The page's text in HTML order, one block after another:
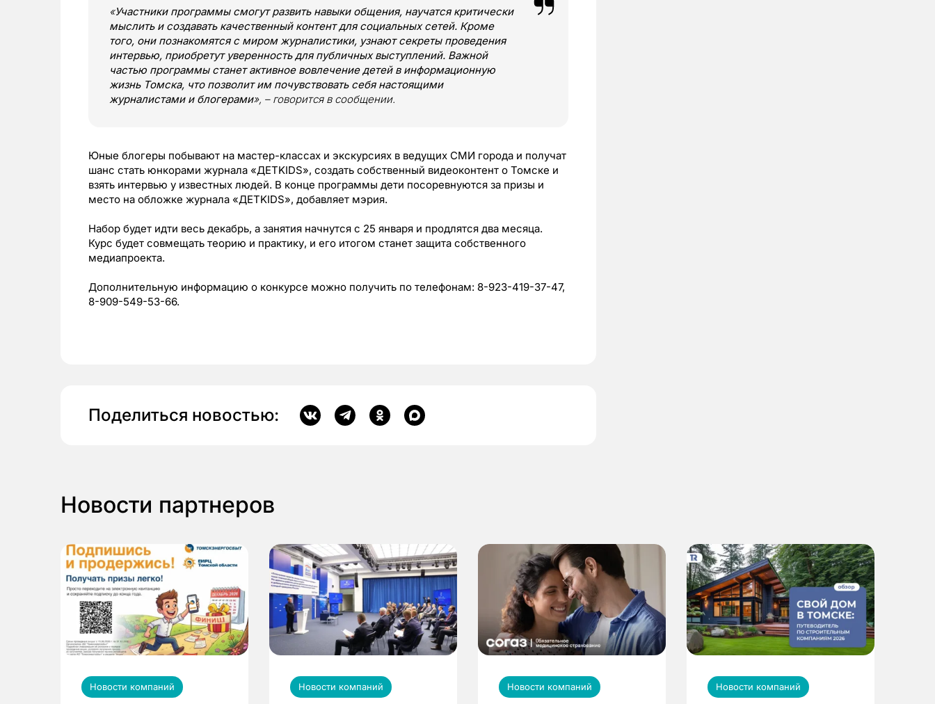
«Участники программы смогут развить навыки общения, научатся критически
мыслить и создавать качественный контент для социальных сетей. Кроме
того, они познакомятся с миром журналистики, узнают секреты проведения
интервью, приобретут уверенность для публичных выступлений. Важной
частью программы станет активное вовлечение детей в информационную
жизнь Томска, что позволит им почувствовать себя настоящими
журналистами и блогерами», – говорится в сообщении.
Юные блогеры побывают на мастер-классах и экскурсиях в ведущих СМИ города и получат
шанс стать юнкорами журнала «ДЕТKIDS», создать собственный видеоконтент о Томске и
взять интервью у известных людей. В конце программы дети посоревнуются за призы и
место на обложке журнала «ДЕТKIDS», добавляет мэрия.
Набор будет идти весь декабрь, а занятия начнутся с 25 января и продлятся два месяца.
Курс будет совмещать теорию и практику, и его итогом станет защита собственного
медиапроекта.
Дополнительную информацию о конкурсе можно получить по телефонам: 8-923-419-37-47,
8-909-549-53-66.
Поделиться новостью:
Новости партнеров
Новости компаний Новости компаний Новости компаний Новости компаний